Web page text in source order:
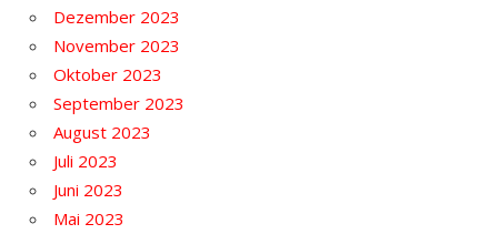
Dezember 2023
November 2023
Oktober 2023
September 2023
August 2023
Juli 2023
Juni 2023
Mai 2023